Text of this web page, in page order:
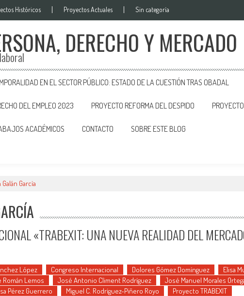
Históricos Proyectos Actuales Sin categoría
DERECHO Y MERCADO
EN EL SECTOR PÚBLICO: ESTADO DE LA CUESTIÓN TRAS OBADAL
DEL EMPLEO 2023 PROYECTO REFORMA DEL DESPIDO
ACADÉMICOS CONTACTO SOBRE ESTE BLOG
García
«TRABEXIT: UNA NUEVA REALIDAD DEL
López Congreso Internacional Dolores Gómez Domínguez
Elisa
Román Lemos José Antonio Climent Rodríguez
José Manuel Morales
Pérez Guerrero Miguel C. Rodríguez-Piñero Royo
Proyecto TRABEXIT